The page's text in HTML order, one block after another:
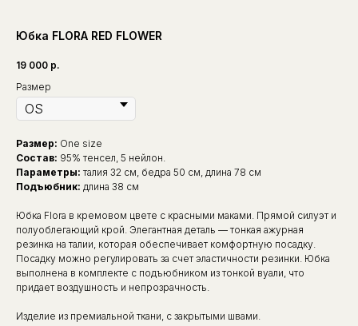
Юбка FLORA RED FLOWER
19 000 р.
Размер
Размер: One size
Состав: 95% тенсел, 5 нейлон.
Параметры: талия 32 см, бедра 50 см, длина 78 см
Подъюбник: длина 38 см
Юбка Flora в кремовом цвете с красными маками. Прямой силуэт и
полуоблегающий крой. Элегантная деталь — тонкая ажурная
резинка на талии, которая обеспечивает комфортную посадку.
Посадку можно регулировать за счет эластичности резинки. Юбка
выполнена в комплекте с подъюбником из тонкой вуали, что
придает воздушность и непрозрачность.
Изделие из премиальной ткани, с закрытыми швами.